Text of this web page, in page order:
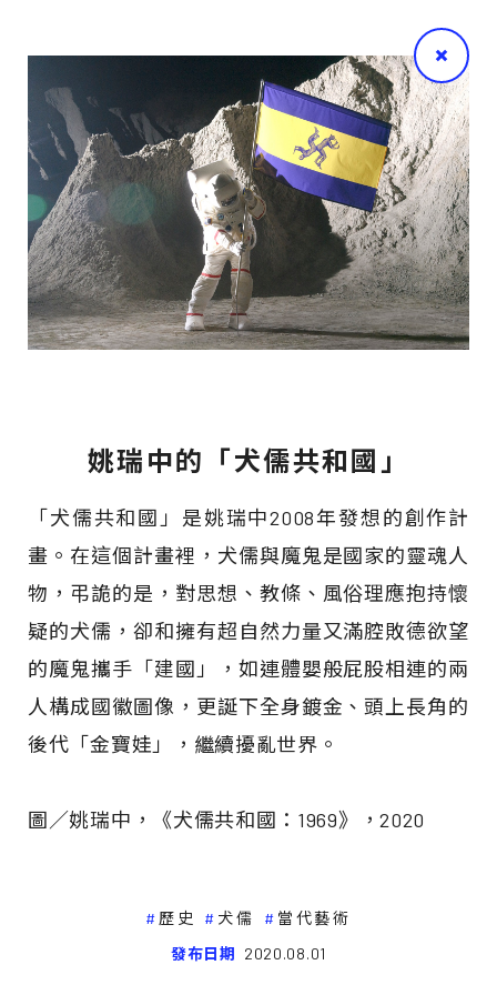
姚瑞中的「犬儒共和國」
「犬儒共和國」是姚瑞中2008年發想的創作計
畫。在這個計畫裡，犬儒與魔鬼是國家的靈魂人
物，弔詭的是，對思想、教條、風俗理應抱持懷
疑的犬儒，卻和擁有超自然力量又滿腔敗德欲望
的魔鬼攜手「建國」，如連體嬰般屁股相連的兩
人構成國徽圖像，更誕下全身鍍金、頭上長角的
後代「金寶娃」，繼續擾亂世界。
圖／姚瑞中，《犬儒共和國：1969》，2020
歷史 犬儒
當代藝術
發布日期 2020.08.01